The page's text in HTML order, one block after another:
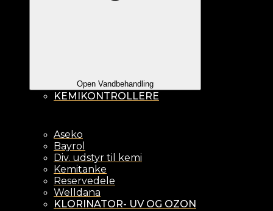
Open Vandbehandling
KEMIKONTROLLERE
Aseko
Bayrol
Div. udstyr til kemi
Kemitanke
Reservedele
Welldana
KLORINATOR- UV OG OZON